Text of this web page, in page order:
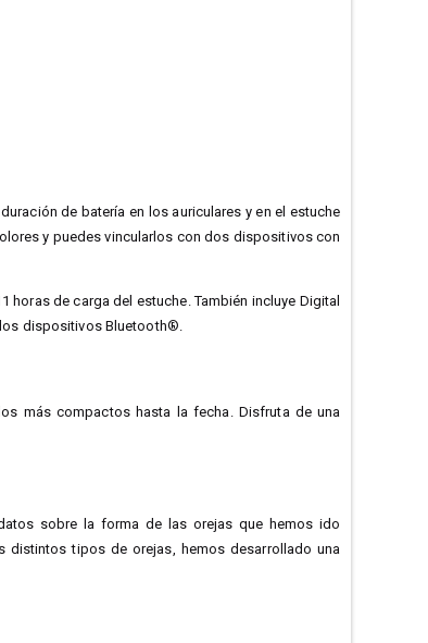
de batería en los auriculares y en el estuche
y puedes vincularlos con dos dispositivos con
de carga del estuche. También incluye Digital
dispositivos Bluetooth®.
más compactos hasta la fecha. Disfruta de una
sobre la forma de las orejas que hemos ido
distintos tipos de orejas, hemos desarrollado una